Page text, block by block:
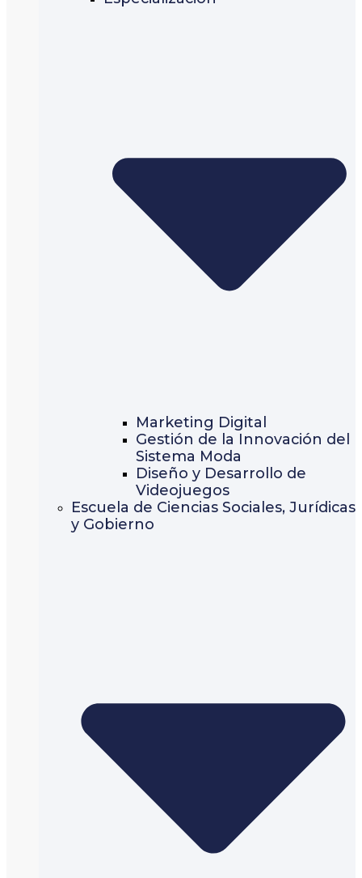
Marketing Digital
Gestión de la Innovación del
Sistema Moda
Diseño y Desarrollo de
Videojuegos
Escuela de Ciencias Sociales, Jurídicas
y Gobierno